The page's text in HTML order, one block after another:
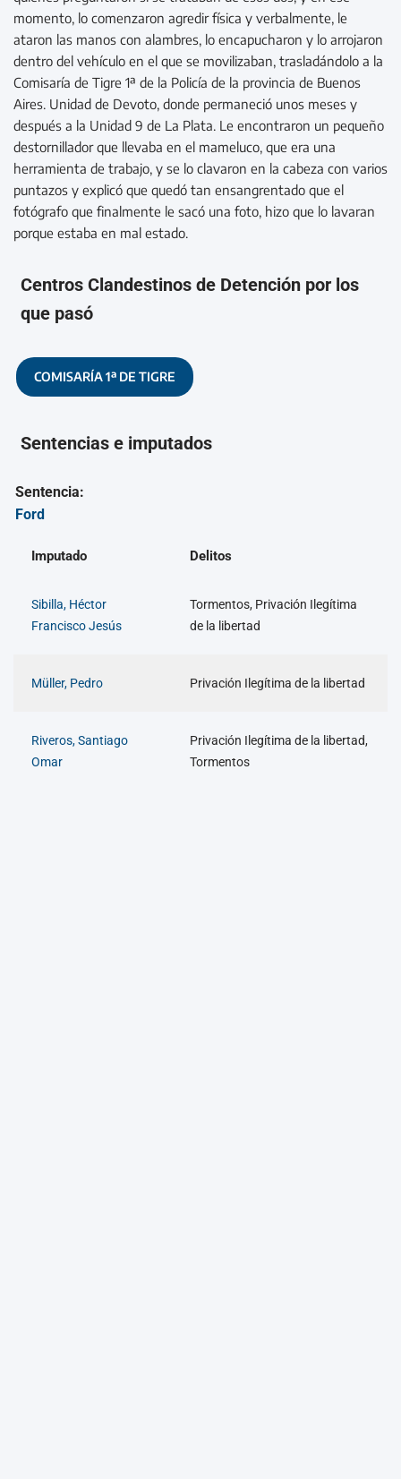
momento, lo comenzaron agredir física y verbalmente, le
ataron las manos con alambres, lo encapucharon y lo arrojaron
dentro del vehículo en el que se movilizaban, trasladándolo a la
Comisaría de Tigre 1ª de la Policía de la provincia de Buenos
Aires. Unidad de Devoto, donde permaneció unos meses y
después a la Unidad 9 de La Plata. Le encontraron un pequeño
destornillador que llevaba en el mameluco, que era una
herramienta de trabajo, y se lo clavaron en la cabeza con varios
puntazos y explicó que quedó tan ensangrentado que el
fotógrafo que finalmente le sacó una foto, hizo que lo lavaran
porque estaba en mal estado.
Centros Clandestinos de Detención por los
que pasó
COMISARÍA 1ª DE TIGRE
Sentencias e imputados
Sentencia:
Ford
Imputado Delitos
Sibilla, Héctor
Francisco Jesús
Tormentos, Privación Ilegítima
de la libertad
Müller, Pedro Privación Ilegítima de la libertad
Riveros, Santiago
Omar
Privación Ilegítima de la libertad,
Tormentos